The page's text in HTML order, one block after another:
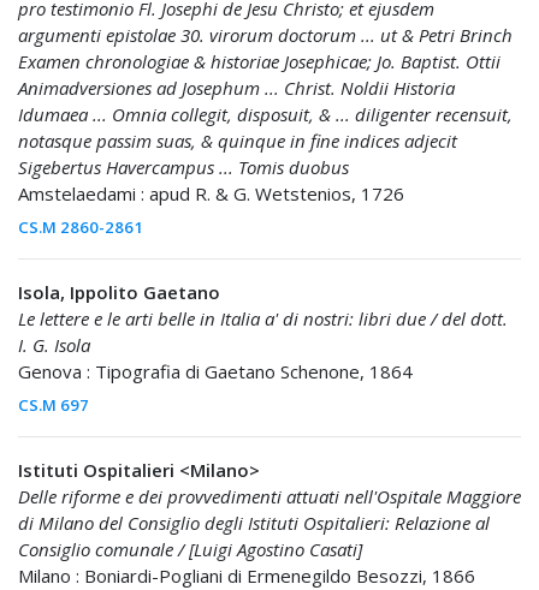
pro testimonio Fl. Josephi de Jesu Christo; et ejusdem
argumenti epistolae 30. virorum doctorum ... ut & Petri Brinch
Examen chronologiae & historiae Josephicae; Jo. Baptist. Ottii
Animadversiones ad Josephum ... Christ. Noldii Historia
Idumaea ... Omnia collegit, disposuit, & ... diligenter recensuit,
notasque passim suas, & quinque in fine indices adjecit
Sigebertus Havercampus ... Tomis duobus
Amstelaedami : apud R. & G. Wetstenios, 1726
CS.M 2860-2861
Isola, Ippolito Gaetano
Le lettere e le arti belle in Italia a' di nostri: libri due / del dott.
I. G. Isola
Genova : Tipografia di Gaetano Schenone, 1864
CS.M 697
Istituti Ospitalieri <Milano>
Delle riforme e dei provvedimenti attuati nell'Ospitale Maggiore
di Milano del Consiglio degli Istituti Ospitalieri: Relazione al
Consiglio comunale / [Luigi Agostino Casati]
Milano : Boniardi-Pogliani di Ermenegildo Besozzi, 1866